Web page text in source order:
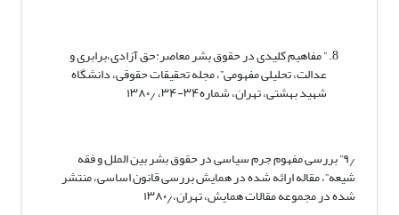
” مفاهیم کلیدی در حقوق بشر معاصر:حق آزادی،برابری و
عدالت، تحلیلی مفهومی”، مجله تحقیقات حقوقی، دانشگاه
شهید بهشتی، تهران، شماره۳۴-۳۴، ۱۳۸۰٫
۹٫” بررسی مفهوم جرم سیاسی در حقوق بشر بین الملل و فقه
شیعه”، مقاله ارائه شده در همایش بررسی قانون اساسی، منتشر
شده در مجموعه مقالات همایش، تهران،۱۳۸۰٫